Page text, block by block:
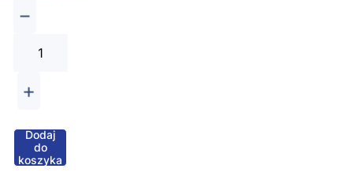
−
+
Dodaj
do
koszyka